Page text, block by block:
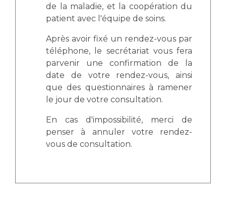
Les recherches en santé à l’AP-HM
de la maladie, et la coopération du
patient avec l'équipe de soins.
Après avoir fixé un rendez-vous par
téléphone, le secrétariat vous fera
parvenir une confirmation de la
date de votre rendez-vous, ainsi
que des questionnaires à ramener
le jour de votre consultation.
En cas d'impossibilité, merci de
penser à annuler votre rendez-
vous de consultation.